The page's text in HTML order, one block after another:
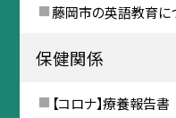
藤岡市の英語教育に
保健関係
【コロナ】療養報告書